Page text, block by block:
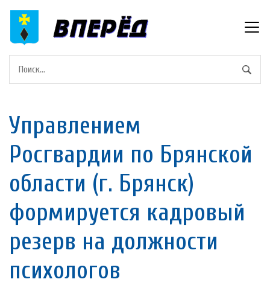
Управлением
Росгвардии по Брянской
области (г. Брянск)
формируется кадровый
резерв на должности
психологов